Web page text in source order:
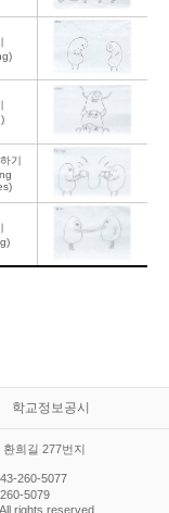
기
학교정보공시
희길 277번지
260-5077
5079
rights reserved.